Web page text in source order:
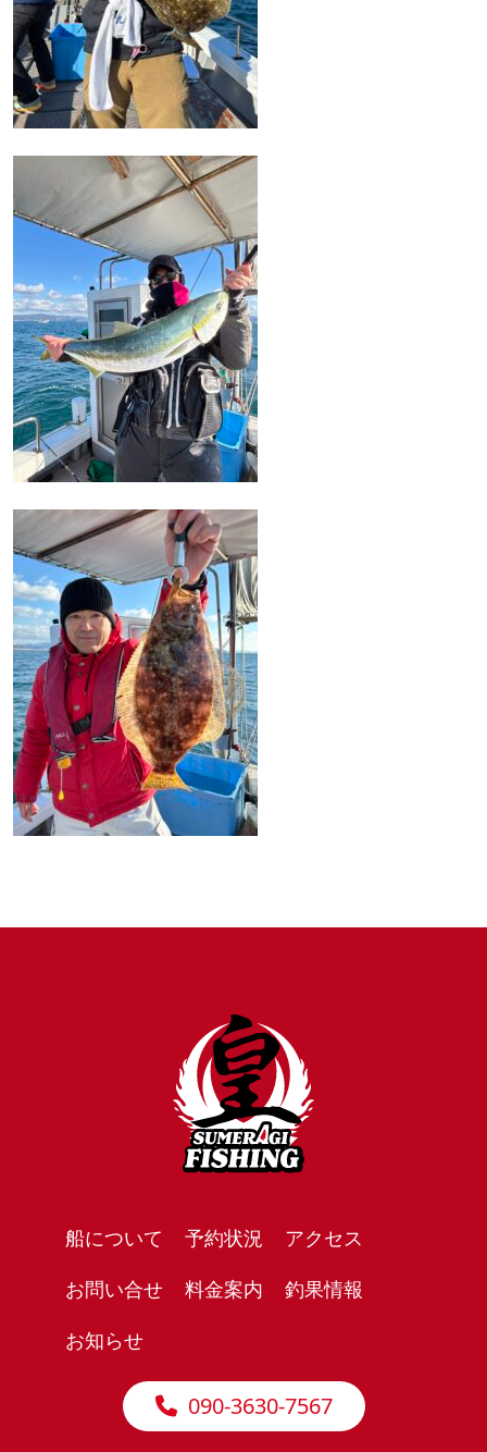
船について 予約状況
アクセス
お問い合せ
料金案内
釣果情報
お知らせ
090-3630-7567